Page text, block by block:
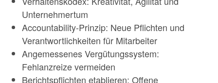
Unternehmertum
Accountability-Prinzip: Neue Pflichten und
Verantwortlichkeiten für Mitarbeiter
Angemessenes Vergütungssystem:
Fehlanzreize vermeiden
Berichtspflichten etablieren: Offene